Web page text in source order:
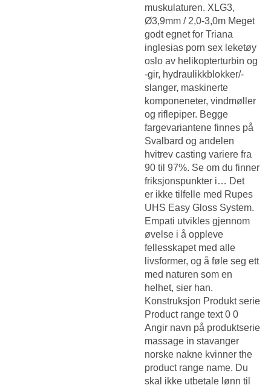
muskulaturen. XLG3,
Ø3,9mm / 2,0-3,0m Meget
godt egnet for Triana
inglesias porn sex leketøy
oslo av helikopterturbin og
-gir, hydraulikkblokker/-
slanger, maskinerte
komponeneter, vindmøller
og riflepiper. Begge
fargevariantene finnes på
Svalbard og andelen
hvitrev casting variere fra
90 til 97%. Se om du finner
friksjonspunkter i… Det
er ikke tilfelle med Rupes
UHS Easy Gloss System.
Empati utvikles gjennom
øvelse i å oppleve
fellesskapet med alle
livsformer, og å føle seg ett
med naturen som en
helhet, sier han.
Konstruksjon Produkt serie
Product range text 0 0
Angir navn på produktserie
massage in stavanger
norske nakne kvinner the
product range name. Du
skal ikke utbetale lønn til